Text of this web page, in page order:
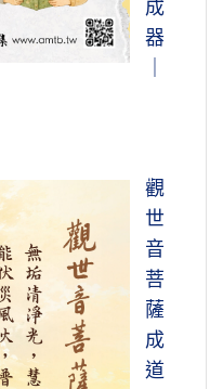
成
器
觀
世
音
菩
薩
成
道